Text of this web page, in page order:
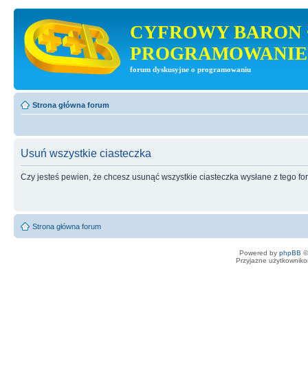
CYFROWY BARON
PROGRAMOWANIE
forum dyskusyjne o programowaniu
Strona główna forum
Usuń wszystkie ciasteczka
Czy jesteś pewien, że chcesz usunąć wszystkie ciasteczka wysłane z tego
Strona główna forum
Powered by phpBB
Przyjazne